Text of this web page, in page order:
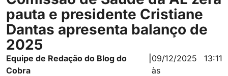
pauta e presidente Cristiane
Dantas apresenta balanço de
2025
Equipe de Redação do Blog do
Cobra
09/12/2025
às
13:11